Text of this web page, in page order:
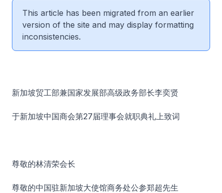
This article has been migrated from an earlier
version of the site and may display formatting
inconsistencies.
新加坡贸工部兼国家发展部高级政务部长李奕贤
于新加坡中国商会第27届理事会就职典礼上致词
尊敬的林清荣会长
尊敬的中国驻新加坡大使馆商务处公参郑超先生